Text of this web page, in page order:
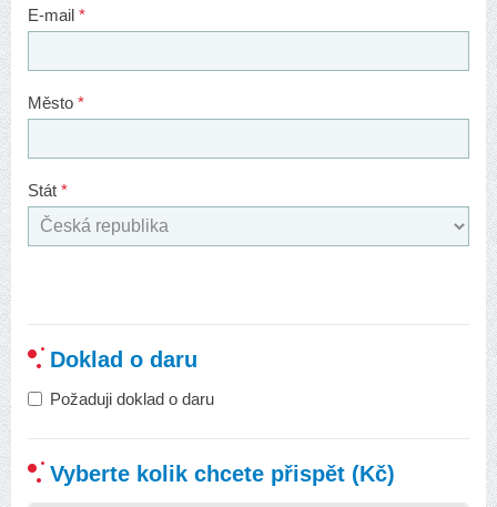
E-mail *
Město *
Stát *
Doklad o daru
Požaduji doklad o daru
Vyberte kolik chcete přispět (Kč)